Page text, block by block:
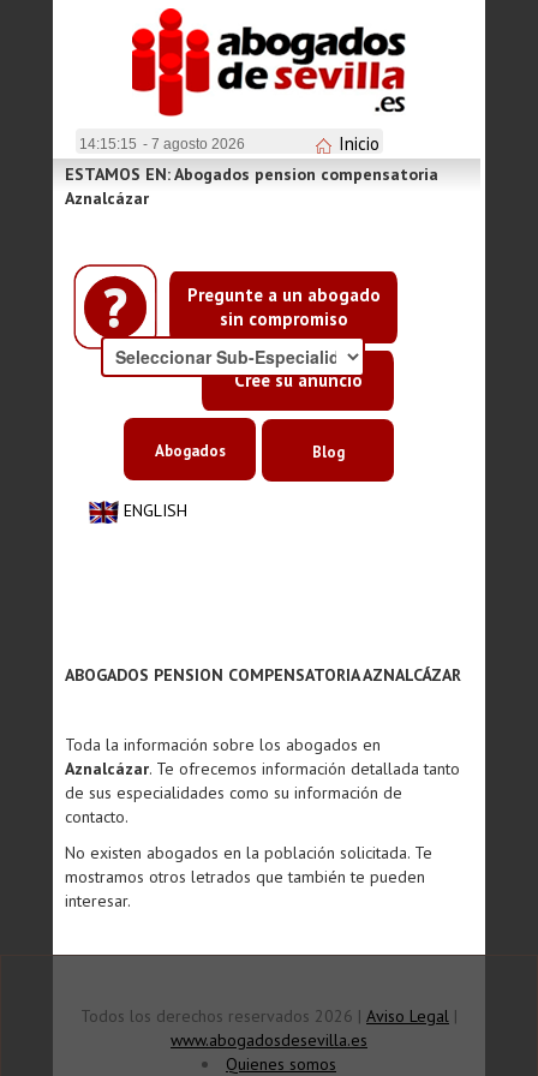
14:15:15 - 7 agosto 2026 Inicio
Pregunte a un abogado
sin compromiso
Cree su anuncio
ESTAMOS EN: Abogados pension compensatoria
Aznalcázar
ENGLISH
Abogados Blog
ABOGADOS PENSION COMPENSATORIA AZNALCÁZAR
Toda la información sobre los abogados en
Aznalcázar. Te ofrecemos información detallada tanto
de sus especialidades como su información de
contacto.
No existen abogados en la población solicitada. Te
mostramos otros letrados que también te pueden
interesar.
Todos los derechos reservados 2026 | Aviso Legal |
www.abogadosdesevilla.es
Quienes somos